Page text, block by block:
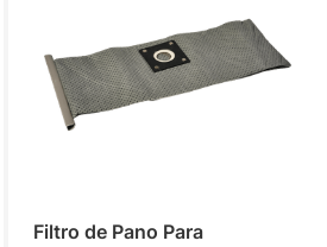
Filtro de Pano Para